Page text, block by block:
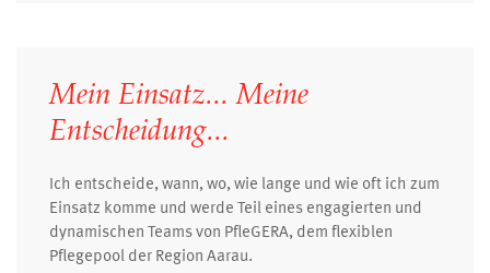
Mein Einsatz... Meine
Entscheidung...
Ich entscheide, wann, wo, wie lange und wie oft ich zum
Einsatz komme und werde Teil eines engagierten und
dynamischen Teams von PfleGERA, dem flexiblen
Pflegepool der Region Aarau.